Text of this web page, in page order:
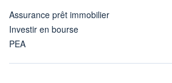
Assurance prêt immobilier
Investir en bourse
PEA